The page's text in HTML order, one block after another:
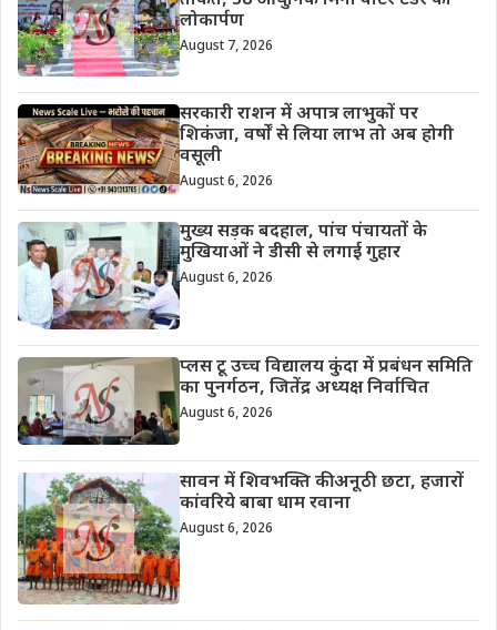
लोकार्पण
August 7, 2026
सरकारी राशन में अपात्र लाभुकों पर
शिकंजा, वर्षों से लिया लाभ तो अब होगी
वसूली
August 6, 2026
मुख्य सड़क बदहाल, पांच पंचायतों के
मुखियाओं ने डीसी से लगाई गुहार
August 6, 2026
प्लस टू उच्च विद्यालय कुंदा में प्रबंधन समिति
का पुनर्गठन, जितेंद्र अध्यक्ष निर्वाचित
August 6, 2026
सावन में शिवभक्ति की अनूठी छटा, हजारों
कांवरिये बाबा धाम रवाना
August 6, 2026